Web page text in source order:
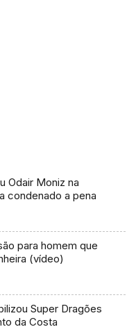
Odair Moniz na
condenado a pena
para homem que
(vídeo)
Super Dragões
da Costa